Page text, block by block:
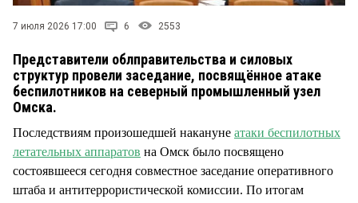
7 июля 2026 17:00 6 2553
Представители облправительства и силовых
структур провели заседание, посвящённое атаке
беспилотников на северный промышленный узел
Омска.
Последствиям произошедшей накануне атаки беспилотных
летательных аппаратов на Омск было посвящено
состоявшееся сегодня совместное заседание оперативного
штаба и антитеррористической комиссии. По итогам